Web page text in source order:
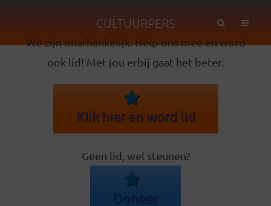
CULTUURPERS
We zijn onafhankelijk. Help ons mee en word
ook lid! Met jou erbij gaat het beter.
Klik hier en word lid
Geen lid, wel steunen?
Doneer